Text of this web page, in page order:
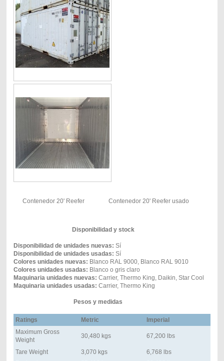
Contenedor 20' Reefer Contenedor 20' Reefer usado
Disponibilidad y stock
Disponibilidad de unidades nuevas: Sí
Disponibilidad de unidades usadas: Sí
Colores unidades nuevas: Blanco RAL 9000, Blanco RAL 9010
Colores unidades usadas: Blanco o gris claro
Maquinaria unidades nuevas: Carrier, Thermo King, Daikin, Star Cool
Maquinaria unidades usadas: Carrier, Thermo King
Pesos y medidas
Ratings Metric
Imperial
Maximum Gross
Weight
30,480 kgs 67,200 lbs
Tare Weight 3,070 kgs
6,768 lbs